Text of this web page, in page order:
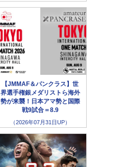
【JMMAF＆パンクラス】世
界選手権銀メダリストら海外
勢が来襲！日本アマ勢と国際
戦9試合＝8.9
（2026年07月31日UP）